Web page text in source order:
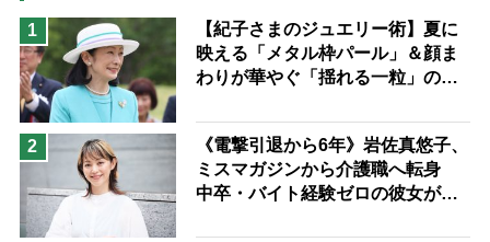
猫が母になつきません
息子の遠距離介護サバイバル術
兄がボケました
予防法
1
【紀子さまのジュエリー術】夏に
映える「メタル枠パール」＆顔ま
わりが華やぐ「揺れる一粒」の使
2
《電撃引退から6年》岩佐真悠子、
ミスマガジンから介護職へ転身
中卒・バイト経験ゼロの彼女が見